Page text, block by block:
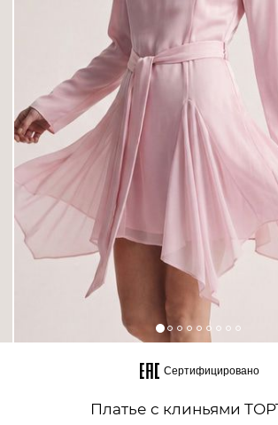
Сертифицировано
Платье с клиньями